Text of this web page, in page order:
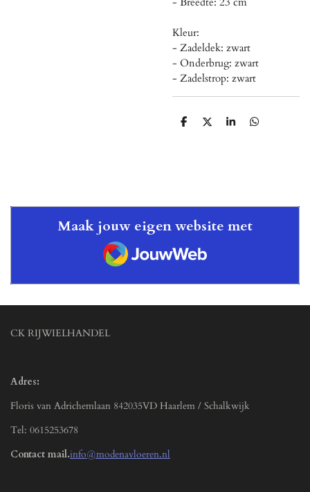
Kleur:
- Zadeldek: zwart
- Onderbrug: zwart
- Zadelstrop: zwart
D
D
S
D
Maak jouw eigen website met
JouwWeb
CK RIJWIELHANDEL
Adres:
Floris van Adrichemlaan 842035VD Haarlem / Schalkwijk
Tel: 0615253678
Contact mail.info@modenavloeren.nl